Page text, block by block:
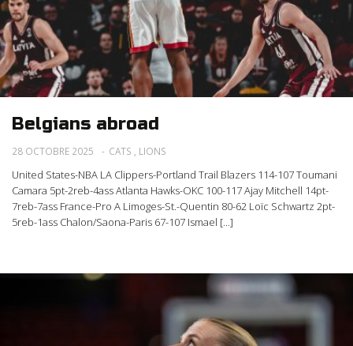
28 OCTOBRE 2025 CATS LIONS
Belgians abroad
United States-NBA LA Clippers-Portland Trail Blazers 114-107 Toumani
Camara 5pt-2reb-4ass Atlanta Hawks-OKC 100-117 Ajay Mitchell 14pt-
7reb-7ass France-Pro A Limoges-St.-Quentin 80-62 Loïc Schwartz 2pt-
5reb-1ass Chalon/Saona-Paris 67-107 Ismael [...]